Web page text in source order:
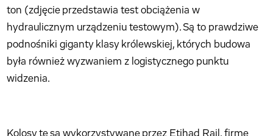
ton (zdjęcie przedstawia test obciążenia w
hydraulicznym urządzeniu testowym). Są to prawdziwe
podnośniki giganty klasy królewskiej, których budowa
była również wyzwaniem z logistycznego punktu
widzenia.